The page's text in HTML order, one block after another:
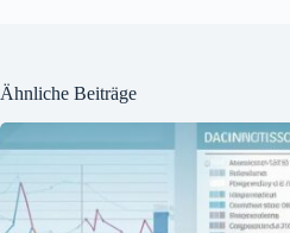
Ähnliche Beiträge